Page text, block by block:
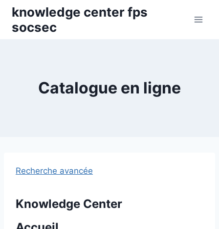
Skip
content
knowledge center fps
socsec
Catalogue en ligne
Recherche avancée
Knowledge Center